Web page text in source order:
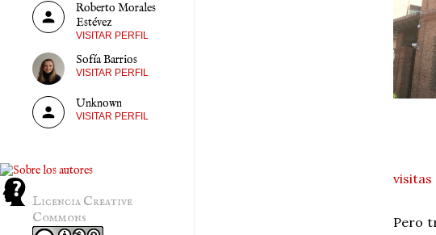
visitas
Pero
Roberto Morales
Estévez
VISITAR PERFIL
Sofía Barrios
VISITAR PERFIL
Unknown
VISITAR PERFIL
Licencia Creative
Commons